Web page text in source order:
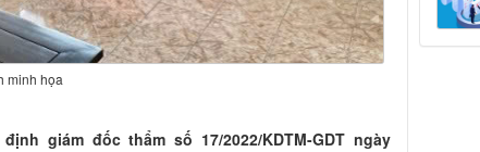
minh họa
giám đốc thẩm số 17/2022/KDTM-GDT ngày